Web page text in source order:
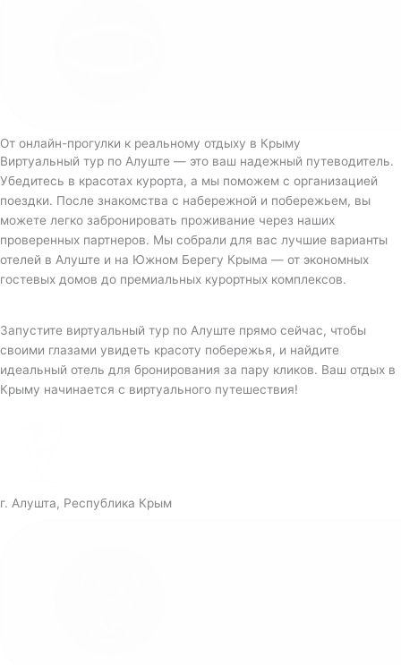
От онлайн-прогулки к реальному отдыху в Крыму
Виртуальный тур по Алуште — это ваш надежный путеводитель.
Убедитесь в красотах курорта, а мы поможем с организацией
поездки. После знакомства с набережной и побережьем, вы
можете легко забронировать проживание через наших
проверенных партнеров. Мы собрали для вас лучшие варианты
отелей в Алуште и на Южном Берегу Крыма — от экономных
гостевых домов до премиальных курортных комплексов.
Запустите виртуальный тур по Алуште прямо сейчас, чтобы
своими глазами увидеть красоту побережья, и найдите
идеальный отель для бронирования за пару кликов. Ваш отдых в
Крыму начинается с виртуального путешествия!
г. Алушта, Республика Крым